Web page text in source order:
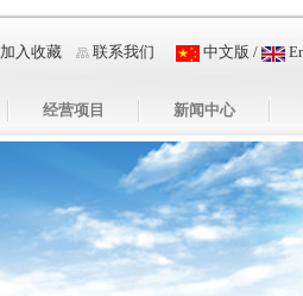
加入收藏 联系我们 中文版 /
经营项目 新闻中心